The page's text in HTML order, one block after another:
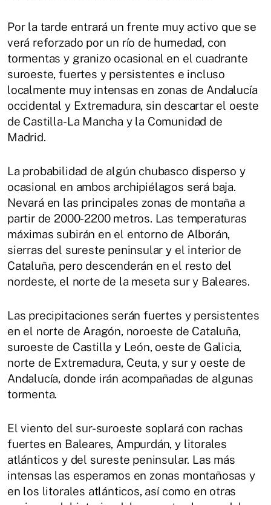
Por la tarde entrará un frente muy activo que se
verá reforzado por un río de humedad, con
tormentas y granizo ocasional en el cuadrante
suroeste, fuertes y persistentes e incluso
localmente muy intensas en zonas de Andalucía
occidental y Extremadura, sin descartar el oeste
de Castilla-La Mancha y la Comunidad de
Madrid.
La probabilidad de algún chubasco disperso y
ocasional en ambos archipiélagos será baja.
Nevará en las principales zonas de montaña a
partir de 2000-2200 metros. Las temperaturas
máximas subirán en el entorno de Alborán,
sierras del sureste peninsular y el interior de
Cataluña, pero descenderán en el resto del
nordeste, el norte de la meseta sur y Baleares.
Las precipitaciones serán fuertes y persistentes
en el norte de Aragón, noroeste de Cataluña,
suroeste de Castilla y León, oeste de Galicia,
norte de Extremadura, Ceuta, y sur y oeste de
Andalucía, donde irán acompañadas de algunas
tormenta.
El viento del sur-suroeste soplará con rachas
fuertes en Baleares, Ampurdán, y litorales
atlánticos y del sureste peninsular. Las más
intensas las esperamos en zonas montañosas y
en los litorales atlánticos, así como en otras